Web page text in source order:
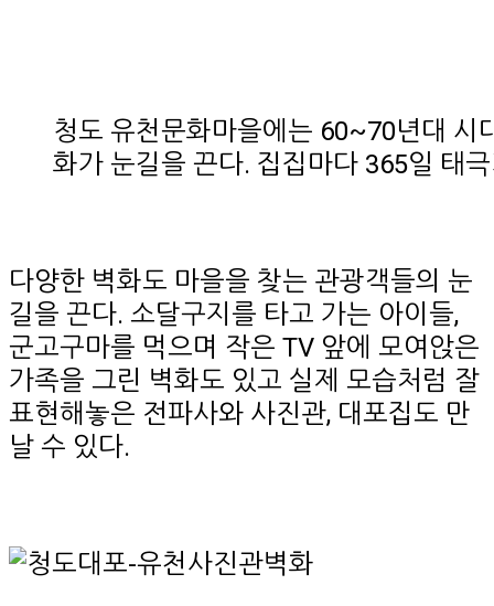
청도 유천문화마을에는 60~70년대 시
화가 눈길을 끈다. 집집마다 365일 태
다양한 벽화도 마을을 찾는 관광객들의 눈
길을 끈다. 소달구지를 타고 가는 아이들,
군고구마를 먹으며 작은 TV 앞에 모여앉은
가족을 그린 벽화도 있고 실제 모습처럼 잘
표현해놓은 전파사와 사진관, 대포집도 만
날 수 있다.